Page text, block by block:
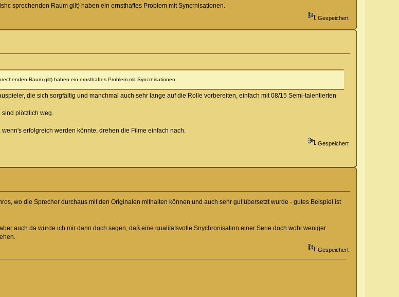
sprechenden Raum gilt) haben ein ernsthaftes Problem mit Syncrnisationen.
Gespeichert
Raum gilt) haben ein ernsthaftes Problem mit Syncrnisationen.
die sich sorgfältig und manchmal auch sehr lange auf die Rolle vorbereiten, einfach mit 08/15 Semi-talentierten
sind plötzlich weg.
erfolgreich werden könnte, drehen die Filme einfach nach.
Gespeichert
wo die Sprecher durchaus mit den Originalen mithalten können und auch sehr gut übersetzt wurde - gutes Beispiel ist
auch da würde ich mir dann doch sagen, daß eine qualitätsvolle Snychronisation einer Serie doch wohl weniger
Gespeichert